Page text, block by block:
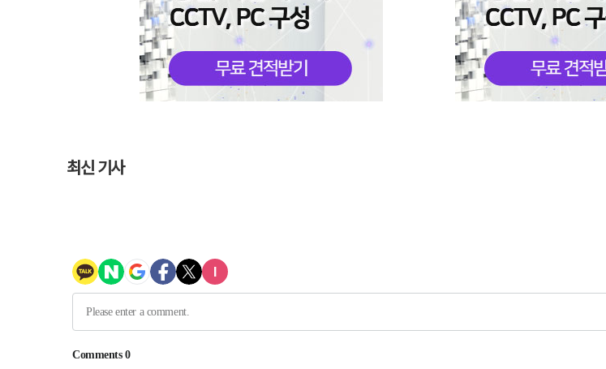
최신 기사